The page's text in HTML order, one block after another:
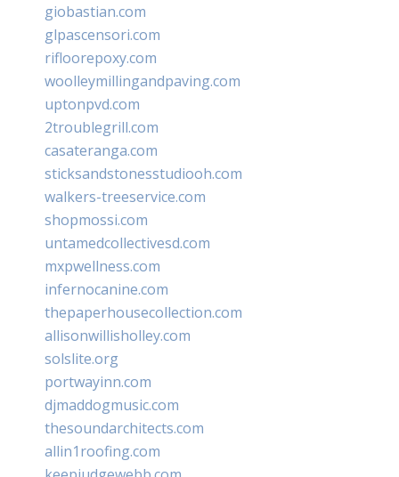
giobastian.com
glpascensori.com
rifloorepoxy.com
woolleymillingandpaving.com
uptonpvd.com
2troublegrill.com
casateranga.com
sticksandstonesstudiooh.com
walkers-treeservice.com
shopmossi.com
untamedcollectivesd.com
mxpwellness.com
infernocanine.com
thepaperhousecollection.com
allisonwillisholley.com
solslite.org
portwayinn.com
djmaddogmusic.com
thesoundarchitects.com
allin1roofing.com